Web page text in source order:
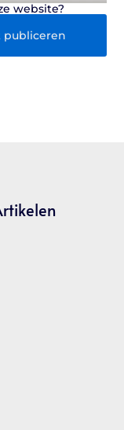
website?
publiceren